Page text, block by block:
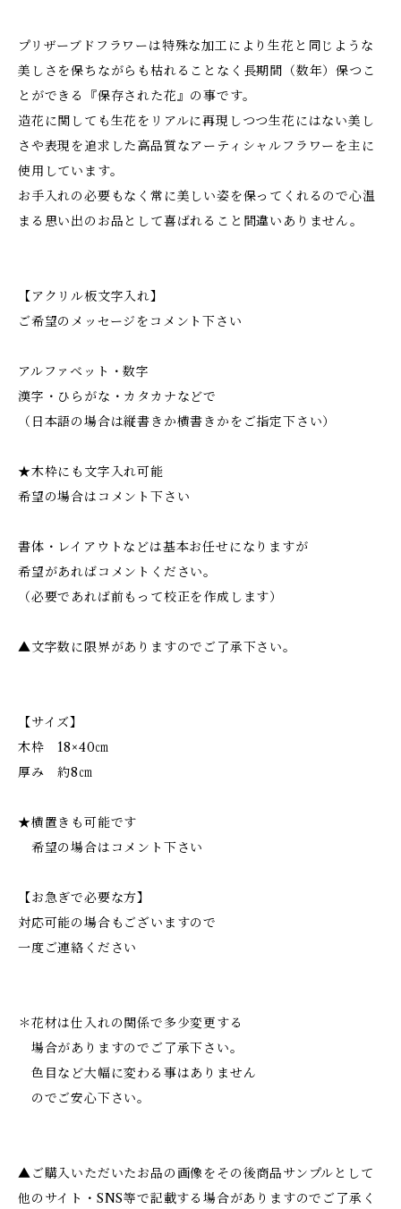
プリザーブドフラワーは特殊な加工により生花と同じような
美しさを保ちながらも枯れることなく長期間（数年）保つこ
とができる『保存された花』の事です。
造花に関しても生花をリアルに再現しつつ生花にはない美し
さや表現を追求した高品質なアーティシャルフラワーを主に
使用しています。
お手入れの必要もなく常に美しい姿を保ってくれるので心温
まる思い出のお品として喜ばれること間違いありません。
【アクリル板文字入れ】
ご希望のメッセージをコメント下さい
アルファベット・数字
漢字・ひらがな・カタカナなどで
（日本語の場合は縦書きか横書きかをご指定下さい）
★木枠にも文字入れ可能
希望の場合はコメント下さい
書体・レイアウトなどは基本お任せになりますが
希望があればコメントください。
（必要であれば前もって校正を作成します）
▲文字数に限界がありますのでご了承下さい。
【サイズ】
木枠 18×40㎝
厚み 約8㎝
★横置きも可能です
希望の場合はコメント下さい
【お急ぎで必要な方】
対応可能の場合もございますので
一度ご連絡ください
＊花材は仕入れの関係で多少変更する
場合がありますのでご了承下さい。
色目など大幅に変わる事はありません
のでご安心下さい。
▲ご購入いただいたお品の画像をその後商品サンプルとして
他のサイト・SNS等で記載する場合がありますのでご了承く